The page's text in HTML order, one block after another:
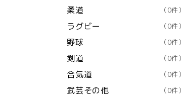
柔道 （0件）
ラグビー （0件）
野球 （0件）
剣道 （0件）
合気道 （0件）
武芸その他 （0件）